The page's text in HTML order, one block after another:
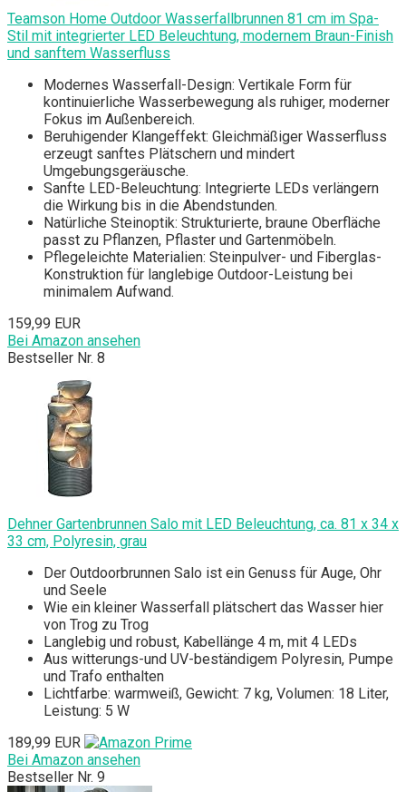
Teamson Home Outdoor Wasserfallbrunnen 81 cm im Spa-
Stil mit integrierter LED Beleuchtung, modernem Braun-Finish
und sanftem Wasserfluss
Modernes Wasserfall-Design: Vertikale Form für
kontinuierliche Wasserbewegung als ruhiger, moderner
Fokus im Außenbereich.
Beruhigender Klangeffekt: Gleichmäßiger Wasserfluss
erzeugt sanftes Plätschern und mindert
Umgebungsgeräusche.
Sanfte LED-Beleuchtung: Integrierte LEDs verlängern
die Wirkung bis in die Abendstunden.
Natürliche Steinoptik: Strukturierte, braune Oberfläche
passt zu Pflanzen, Pflaster und Gartenmöbeln.
Pflegeleichte Materialien: Steinpulver- und Fiberglas-
Konstruktion für langlebige Outdoor-Leistung bei
minimalem Aufwand.
159,99 EUR
Bei Amazon ansehen
Bestseller Nr. 8
Dehner Gartenbrunnen Salo mit LED Beleuchtung, ca. 81 x 34 x
33 cm, Polyresin, grau
Der Outdoorbrunnen Salo ist ein Genuss für Auge, Ohr
und Seele
Wie ein kleiner Wasserfall plätschert das Wasser hier
von Trog zu Trog
Langlebig und robust, Kabellänge 4 m, mit 4 LEDs
Aus witterungs-und UV-beständigem Polyresin, Pumpe
und Trafo enthalten
Lichtfarbe: warmweiß, Gewicht: 7 kg, Volumen: 18 Liter,
Leistung: 5 W
189,99 EUR
Bei Amazon ansehen
Bestseller Nr. 9